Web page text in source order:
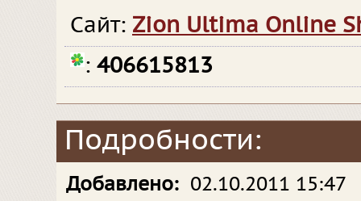
Сайт: Zion Ultima Online
: 406615813
Подробности:
Добавлено: 02.10.2011 15:47